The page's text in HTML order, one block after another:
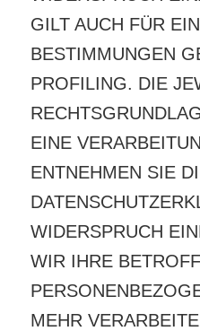
GILT AUCH FÜR
BESTIMMUNGEN
PROFILING. DIE
EINE
ENTNEHMEN SIE
WIDERSPRUCH
WIR IHRE
MEHR